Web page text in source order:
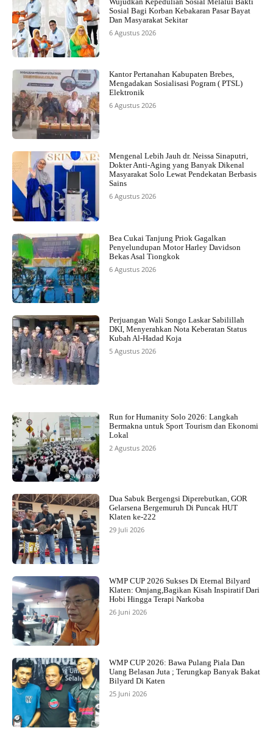
Sosial Bagi Korban Kebakaran Pasar Bayat
Dan Masyarakat Sekitar
6 Agustus 2026
Kantor Pertanahan Kabupaten Brebes,
Mengadakan Sosialisasi Pogram ( PTSL)
Elektronik
6 Agustus 2026
Mengenal Lebih Jauh dr. Neissa Sinaputri,
Dokter Anti-Aging yang Banyak Dikenal
Masyarakat Solo Lewat Pendekatan Berbasis
Sains
6 Agustus 2026
Bea Cukai Tanjung Priok Gagalkan
Penyelundupan Motor Harley Davidson
Bekas Asal Tiongkok
6 Agustus 2026
Perjuangan Wali Songo Laskar Sabilillah
DKI, Menyerahkan Nota Keberatan Status
Kubah Al-Hadad Koja
5 Agustus 2026
Run for Humanity Solo 2026: Langkah
Bermakna untuk Sport Tourism dan Ekonomi
Lokal
2 Agustus 2026
Dua Sabuk Bergengsi Diperebutkan, GOR
Gelarsena Bergemuruh Di Puncak HUT
Klaten ke-222
29 Juli 2026
WMP CUP 2026 Sukses Di Eternal Bilyard
Klaten: Omjang,Bagikan Kisah Inspiratif Dari
Hobi Hingga Terapi Narkoba
26 Juni 2026
WMP CUP 2026: Bawa Pulang Piala Dan
Uang Belasan Juta ; Terungkap Banyak Bakat
Bilyard Di Katen
25 Juni 2026